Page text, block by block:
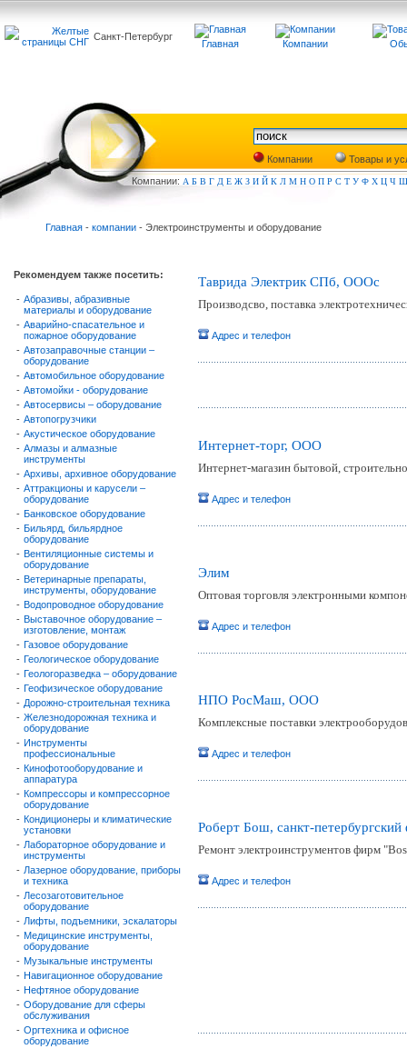
Санкт-Петербург
Главная Компании
Компании
Товары и
Компании: А Б В Г Д Е Ж З И Й К Л М Н О П Р С Т У Ф Х Ц Ч Ш
Главная - компании - Электроинструменты и оборудование
Рекомендуем также посетить:
- Абразивы, абразивные
материалы и оборудование
- Аварийно-спасательное и
пожарное оборудование
- Автозаправочные станции –
оборудование
- Автомобильное оборудование
- Автомойки - оборудование
- Автосервисы – оборудование
- Автопогрузчики
- Акустическое оборудование
- Алмазы и алмазные
инструменты
- Архивы, архивное оборудование
- Аттракционы и карусели –
оборудование
- Банковское оборудование
- Бильярд, бильярдное
оборудование
- Вентиляционные системы и
оборудование
- Ветеринарные препараты,
инструменты, оборудование
- Водопроводное оборудование
- Выставочное оборудование –
изготовление, монтаж
- Газовое оборудование
- Геологическое оборудование
- Геологоразведка – оборудование
- Геофизическое оборудование
- Дорожно-строительная техника
- Железнодорожная техника и
оборудование
- Инструменты
профессиональные
- Кинофотооборудование и
аппаратура
- Компрессоры и компрессорное
оборудование
- Кондиционеры и климатические
установки
- Лабораторное оборудование и
инструменты
- Лазерное оборудование, приборы
и техника
- Лесозаготовительное
оборудование
- Лифты, подъемники, эскалаторы
- Медицинские инструменты,
оборудование
- Музыкальные инструменты
- Навигационное оборудование
- Нефтяное оборудование
- Оборудование для сферы
обслуживания
- Оргтехника и офисное
оборудование
Таврида Электрик СПб, ОООc
Производсво, поставка
Адрес и телефон
Интернет-торг, ООО
Интернет-магазин бытовой,
Адрес и телефон
Элим
Оптовая торговля электронными
Адрес и телефон
НПО РосМаш, ООО
Комплексные поставки
Адрес и телефон
Роберт Бош, санкт-петербургский
Ремонт электроинструментов фирм
Адрес и телефон